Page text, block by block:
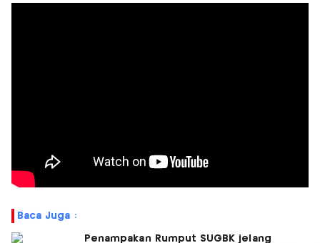
Baca Juga :
Penampakan Rumput SUGBK jelang